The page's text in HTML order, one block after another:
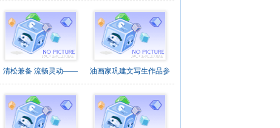
清松兼备 流畅灵动—— 油画家巩建文写生作品参